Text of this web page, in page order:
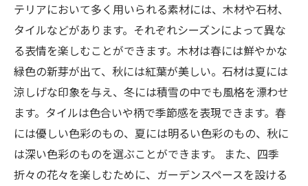
テリアにおいて多く用いられる素材には、木材や石材、
タイルなどがあります。それぞれシーズンによって異な
る表情を楽しむことができます。木材は春には鮮やかな
緑色の新芽が出て、秋には紅葉が美しい。石材は夏には
涼しげな印象を与え、冬には積雪の中でも風格を漂わせ
ます。タイルは色合いや柄で季節感を表現できます。春
には優しい色彩のもの、夏には明るい色彩のもの、秋に
は深い色彩のものを選ぶことができます。 また、四季
折々の花々を楽しむために、ガーデンスペースを設ける